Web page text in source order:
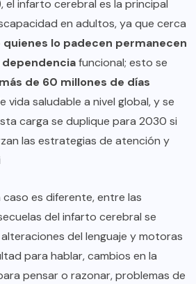
el infarto cerebral es la principal
en adultos, ya que cerca
quienes lo padecen permanecen
dependenciafuncional; esto se
más de 60 millones de días
vida saludable a nivel global, y se
carga se duplique para 2030 si
las estrategias de atención y
caso es diferente, entre las
del infarto cerebral se
del lenguaje y motoras
para hablar, cambios en la
pensar o razonar, problemas de